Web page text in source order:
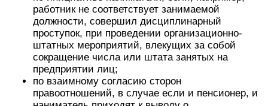
работник не соответствует занимаемой
должности, совершил дисциплинарный
проступок, при проведении организационно-
штатных мероприятий, влекущих за собой
сокращение числа или штата занятых на
предприятии лиц;
по взаимному согласию сторон
правоотношений, в случае если и пенсионер, и